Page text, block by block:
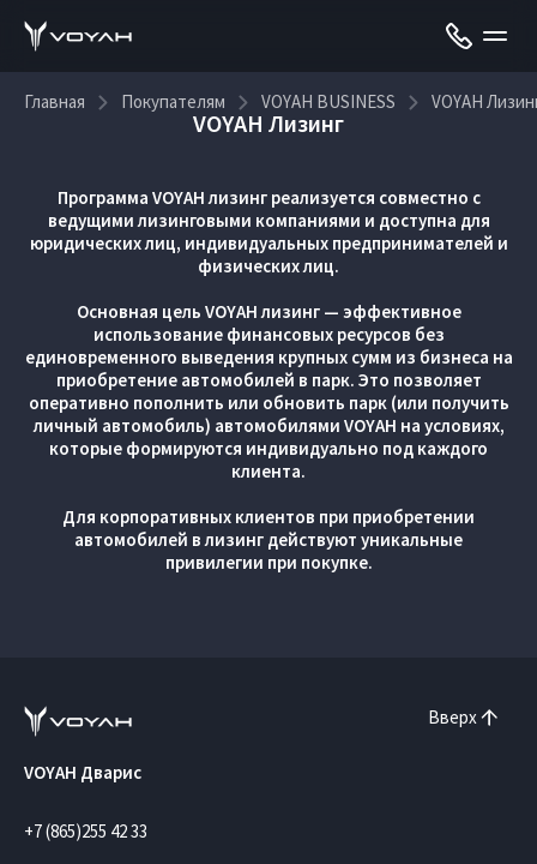
Главная Покупателям VOYAH BUSINESS VOYAH
VOYAH Лизинг
Программа VOYAH лизинг реализуется совместно с
ведущими лизинговыми компаниями и доступна для
юридических лиц, индивидуальных предпринимателей и
физических лиц.
Основная цель VOYAH лизинг — эффективное
использование финансовых ресурсов без
единовременного выведения крупных сумм из бизнеса на
приобретение автомобилей в парк. Это позволяет
оперативно пополнить или обновить парк (или получить
личный автомобиль) автомобилями VOYAH на условиях,
которые формируются индивидуально под каждого
клиента.
Для корпоративных клиентов при приобретении
автомобилей в лизинг действуют уникальные
привилегии при покупке.
Вверх
VOYAH Дварис
+7 (865)255 42 33